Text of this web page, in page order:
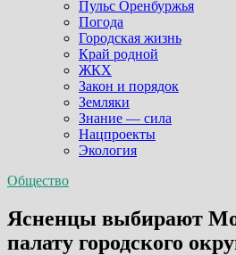
Пульс Оренбуржья
Погода
Городская жизнь
Край родной
ЖКХ
Закон и порядок
Земляки
Знание — сила
Нацпроекты
Экология
Общество
Ясненцы выбирают
палату городского